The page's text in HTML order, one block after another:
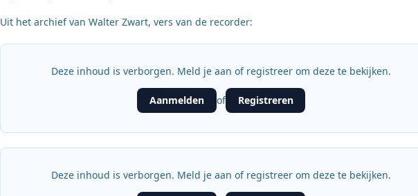
Uit het archief van Walter Zwart, vers van de recorder:
Deze inhoud is verborgen. Meld je aan of registreer om deze te bekijken.
Aanmelden of Registreren
Deze inhoud is verborgen. Meld je aan of registreer om deze te bekijken.